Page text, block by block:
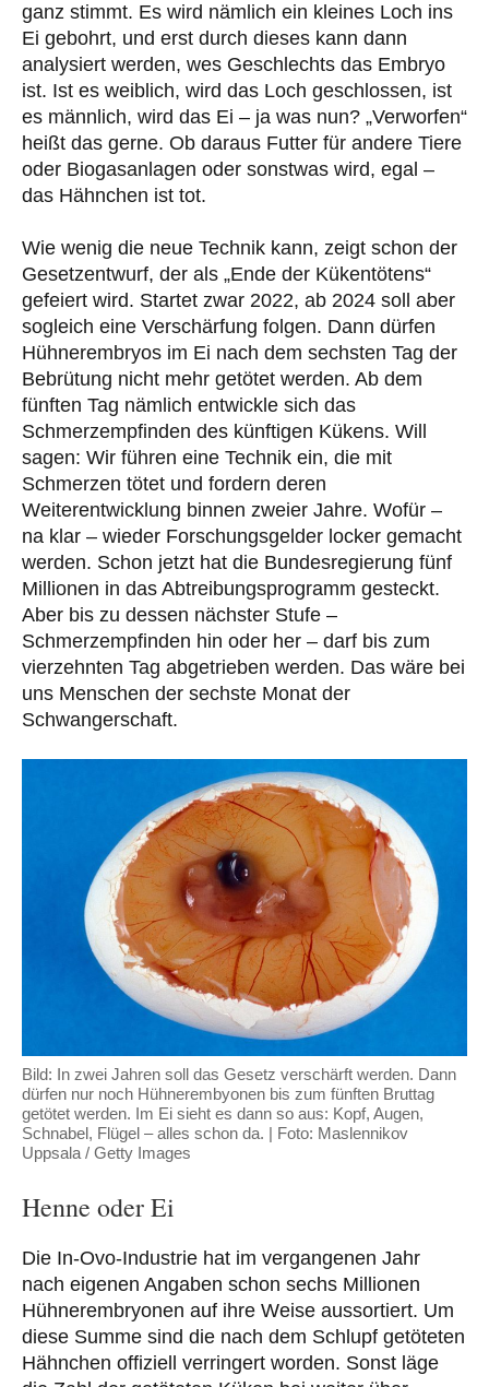
ganz stimmt. Es wird nämlich ein kleines Loch ins
Ei gebohrt, und erst durch dieses kann dann
analysiert werden, wes Geschlechts das Embryo
ist. Ist es weiblich, wird das Loch geschlossen, ist
es männlich, wird das Ei – ja was nun? „Verworfen“
heißt das gerne. Ob daraus Futter für andere Tiere
oder Biogasanlagen oder sonstwas wird, egal –
das Hähnchen ist tot.
Wie wenig die neue Technik kann, zeigt schon der
Gesetzentwurf, der als „Ende der Kükentötens“
gefeiert wird. Startet zwar 2022, ab 2024 soll aber
sogleich eine Verschärfung folgen. Dann dürfen
Hühnerembryos im Ei nach dem sechsten Tag der
Bebrütung nicht mehr getötet werden. Ab dem
fünften Tag nämlich entwickle sich das
Schmerzempfinden des künftigen Kükens. Will
sagen: Wir führen eine Technik ein, die mit
Schmerzen tötet und fordern deren
Weiterentwicklung binnen zweier Jahre. Wofür –
na klar – wieder Forschungsgelder locker gemacht
werden. Schon jetzt hat die Bundesregierung fünf
Millionen in das Abtreibungsprogramm gesteckt.
Aber bis zu dessen nächster Stufe –
Schmerzempfinden hin oder her – darf bis zum
vierzehnten Tag abgetrieben werden. Das wäre bei
uns Menschen der sechste Monat der
Schwangerschaft.
Bild: In zwei Jahren soll das Gesetz verschärft werden. Dann
dürfen nur noch Hühnerembyonen bis zum fünften Bruttag
getötet werden. Im Ei sieht es dann so aus: Kopf, Augen,
Schnabel, Flügel – alles schon da. | Foto: Maslennikov
Uppsala / Getty Images
Henne oder Ei
Die In-Ovo-Industrie hat im vergangenen Jahr
nach eigenen Angaben schon sechs Millionen
Hühnerembryonen auf ihre Weise aussortiert. Um
diese Summe sind die nach dem Schlupf getöteten
Hähnchen offiziell verringert worden. Sonst läge